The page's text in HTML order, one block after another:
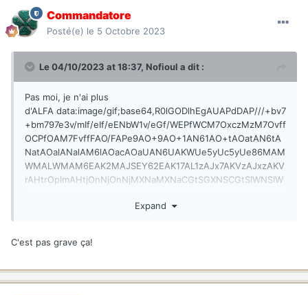
Commandatore
Posté(e) le 5 Octobre 2023
Le 04/10/2023 at 18:37, Nofioul a dit :
Pas moi, je n'ai plus
d'ALFA data:image/gif;base64,R0lGODlhEgAUAPdDAP///+bv7
+bm797e3v/mIf/eIf/eENbW1v/eGf/WEPfWCM7OxczMzM7Ovff
OCPfOAM7FvffFAO/FAPe9AO+9AO+1AN61AO+tAOatAN6tA
NatAOalANalAM6lAOacAOaUAN6UAKWUe5yUc5yUe86MAM
WMALWMAM6EAK2MAJSEY62EAK17AL1zAJx7AKVzAJxzAKV
rAHtrOplmAHtjOnNjOnNjMXNaMXNaCGtSGXNSCGtSIWNSIW
AAAAAAAAAAAAAAAAAAAAAAAAAAAAAAAAAAAAAAAAAA
AAAAAAAAAAAAAAAAAAAAAAAAAAAAAAAAAAAAAAAAAA
AAAAAAAAAAAAAAAAAAAAAAAAAAAAAAAAAAAAAAAAAA
Expand
C'est pas grave ça!